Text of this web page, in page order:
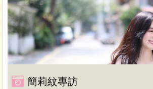
簡莉紋專訪